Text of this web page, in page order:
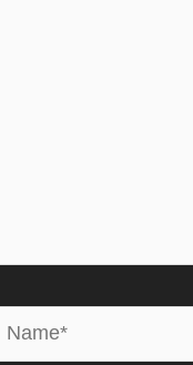
Name*